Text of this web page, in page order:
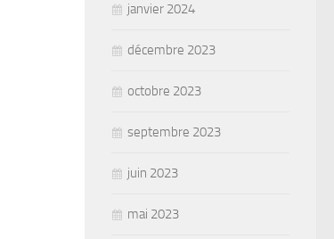
janvier 2024
décembre 2023
octobre 2023
septembre 2023
juin 2023
mai 2023